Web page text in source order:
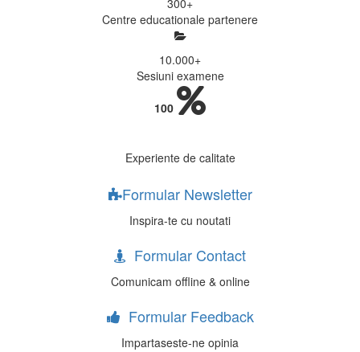
Centre educationale partenere
10.000+
Sesiuni examene
100
Experiente de calitate
Formular Newsletter
Inspira-te cu noutati
Formular Contact
Comunicam offline & online
Formular Feedback
Impartaseste-ne opinia